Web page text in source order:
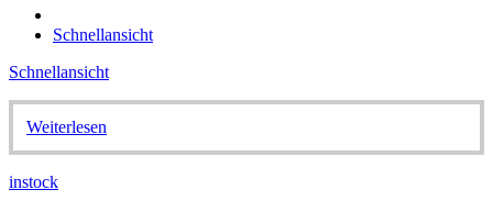
Schnellansicht
Schnellansicht
Weiterlesen
instock